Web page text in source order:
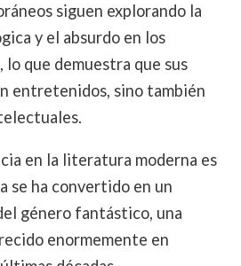
siguen explorando la
y el absurdo en los
que demuestra que sus
entretenidos, sino también
en la literatura moderna es
se ha convertido en un
género fantástico, una
enormemente en